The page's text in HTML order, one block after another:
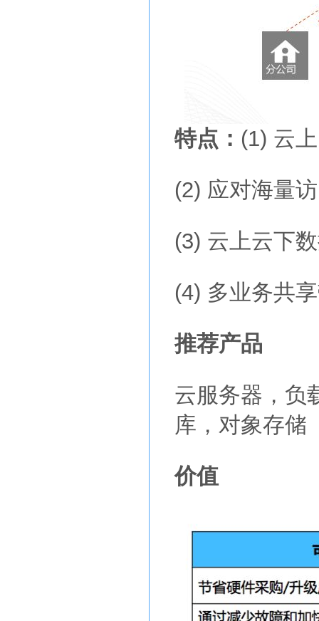
特点： (1) 云
(2) 应对海量
(3) 云上云下
(4) 多业务共
推荐产品
云服务器，负
库，对象存储
价值